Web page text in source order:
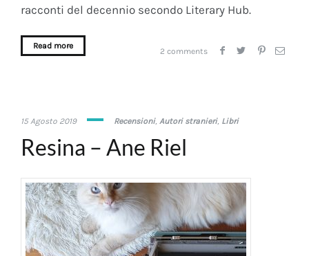
racconti del decennio secondo Literary Hub.
Read more
2 comments
15 Agosto 201918
Recensioni, Autori stranieri, Libri
Resina – Ane Riel